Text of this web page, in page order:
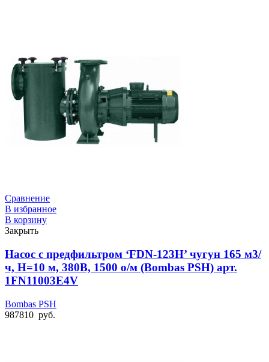
Сравнение
В избранное
В корзину
Закрыть
Насос с предфильтром ‘FDN-123H’ чугун 165 м3/
ч, Н=10 м, 380В, 1500 о/м (Bombas PSH) арт.
1FN11003E4V
Bombas PSH
987810 руб.